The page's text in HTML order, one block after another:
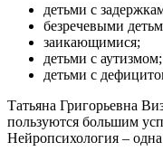
детьми с
безречевыми
заикающимися;
детьми с аутизмом;
детьми с
​Татьяна Григорьевна
пользуются большим
Нейропсихология –